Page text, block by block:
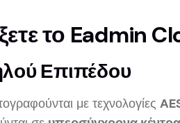
το Eadmin
Επιπέδου
με τεχνολογίες